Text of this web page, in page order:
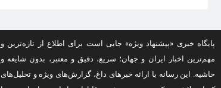
پایگاه خبری «پیشنهاد ویژه» جایی است برای اطلاع از تازه‌ترین و
مهم‌ترین اخبار ایران و جهان؛ سریع، دقیق و معتبر، بدون شایعه و
حاشیه. این رسانه با ارائه خبرهای داغ، گزارش‌های ویژه و تحلیل‌های